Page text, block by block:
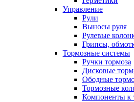
Управление
Рули
Выносы руля
Рулевые
Грипсы,
Тормозные системы
Ручки тормоза
Дисковые
Ободные
Тормозные
Компоненты к